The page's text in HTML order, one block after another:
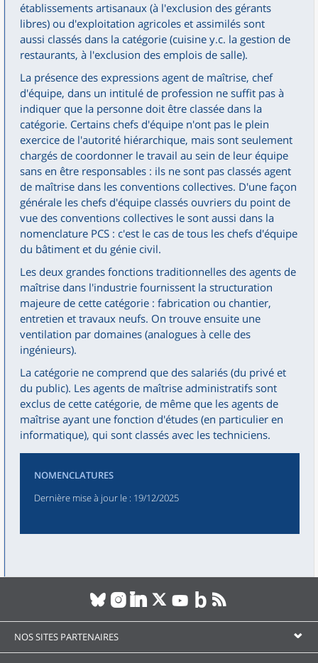
établissements artisanaux (à l'exclusion des gérants
libres) ou d'exploitation agricoles et assimilés sont
aussi classés dans la catégorie (cuisine y.c. la gestion de
restaurants, à l'exclusion des emplois de salle).
La présence des expressions agent de maîtrise, chef
d'équipe, dans un intitulé de profession ne suffit pas à
indiquer que la personne doit être classée dans la
catégorie. Certains chefs d'équipe n'ont pas le plein
exercice de l'autorité hiérarchique, mais sont seulement
chargés de coordonner le travail au sein de leur équipe
sans en être responsables : ils ne sont pas classés agent
de maîtrise dans les conventions collectives. D'une façon
générale les chefs d'équipe classés ouvriers du point de
vue des conventions collectives le sont aussi dans la
nomenclature PCS : c'est le cas de tous les chefs d'équipe
du bâtiment et du génie civil.
Les deux grandes fonctions traditionnelles des agents de
maîtrise dans l'industrie fournissent la structuration
majeure de cette catégorie : fabrication ou chantier,
entretien et travaux neufs. On trouve ensuite une
ventilation par domaines (analogues à celle des
ingénieurs).
La catégorie ne comprend que des salariés (du privé et
du public). Les agents de maîtrise administratifs sont
exclus de cette catégorie, de même que les agents de
maîtrise ayant une fonction d'études (en particulier en
informatique), qui sont classés avec les techniciens.
NOMENCLATURES
Dernière mise à jour le : 19/12/2025
NOS SITES PARTENAIRES